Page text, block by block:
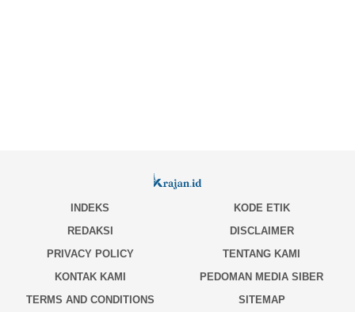
INDEKS
KODE ETIK
REDAKSI
DISCLAIMER
PRIVACY POLICY
TENTANG KAMI
KONTAK KAMI
PEDOMAN MEDIA SIBER
TERMS AND CONDITIONS
SITEMAP